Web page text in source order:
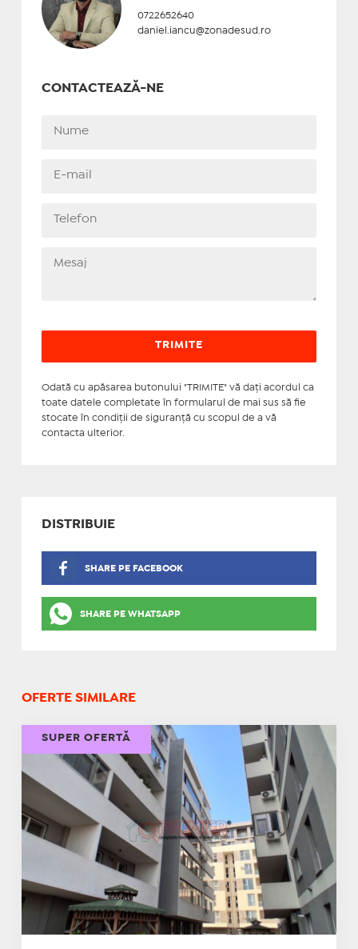
0722652640
daniel.iancu@zonadesud.ro
CONTACTEAZĂ-NE
Odată cu apăsarea butonului "TRIMITE" vă daţi acordul ca
toate datele completate în formularul de mai sus să fie
stocate în condiţii de siguranţă cu scopul de a vă
contacta ulterior.
DISTRIBUIE
SHARE PE FACEBOOK
SHARE PE WHATSAPP
OFERTE SIMILARE
SUPER OFERTĂ